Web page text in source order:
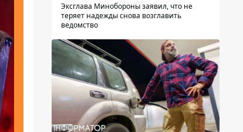
Эксглава Минобороны заявил, что не
теряет надежды снова возглавить
ведомство